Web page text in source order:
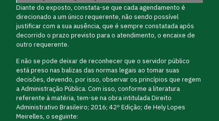
Diante do exposto, constata-se que cada agendamento é
direcionado a um único requerente, não sendo possível
justificar com a sua ausência, que é sempre constatada após
decorrido o prazo previsto para o atendimento, o encaixe de
outro requerente.
E não se pode deixar de reconhecer que o servidor público
está preso nas balizas das normas legais ao tomar suas
decisões, devendo, por isso, observar os princípios que regem
a Administração Pública. Com isso, conforme a literatura
referente à matéria, tem-se na obra intitulada Direito
Administrativo Brasileiro; 2016; 42º Edição; de Hely Lopes
Meirelles, o seguinte: